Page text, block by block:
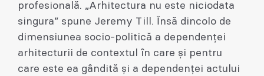
profesională. „Arhitectura nu este niciodata
singura” spune Jeremy Till. Ȋnsă dincolo de
dimensiunea socio-politică a dependenţei
arhitecturii de contextul în care şi pentru
care este ea gândită şi a dependenţei actului